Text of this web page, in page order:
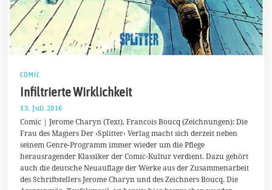
COMIC
Infiltrierte Wirklichkeit
13. Juli 2016
.
J
u
l
2
0
Comic | Jerome Charyn (Text), Francois Boucq (Zeichnungen): Die
Frau des Magiers Der ›Splitter‹ Verlag macht sich derzeit neben
seinem Genre-Programm immer wieder um die Pflege
herausragender Klassiker der Comic-Kultur verdient. Dazu gehört
auch die deutsche Neuauflage der Werke aus der Zusammenarbeit
des Schriftstellers Jerome Charyn und des Zeichners Boucq. Die